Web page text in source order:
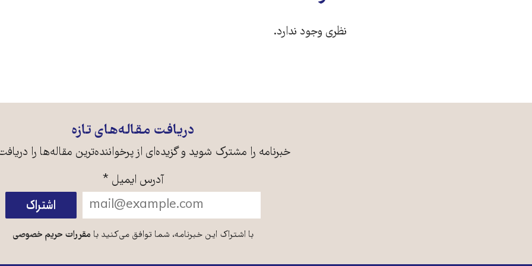
نظری وجود ندارد.
دریافت مقاله‌های تازه
خبرنامه را مشترک شوید و گزیده‌ای از پرخواننده‌ترین مقاله‌ها را
آدرس ایمیل *
با اشتراک این خبرنامه، شما توافق می‌کنید با مقررات حریم خصوصی